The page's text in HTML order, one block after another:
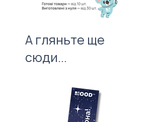
А гляньте ще
сюди...